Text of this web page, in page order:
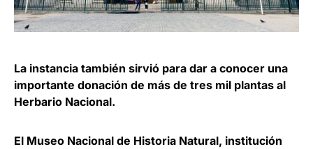
La instancia también sirvió para dar a conocer una
importante donación de más de tres mil plantas al
Herbario Nacional.
El Museo Nacional de Historia Natural, institución